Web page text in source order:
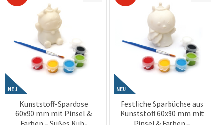
NEU
Kunststoff-Spardose
60x90 mm mit Pinsel &
Farben – Süßes Kuh-
NEU
Festliche Sparbüchse aus
Kunststoff 60x90 mm mit
Pinsel & Farben –